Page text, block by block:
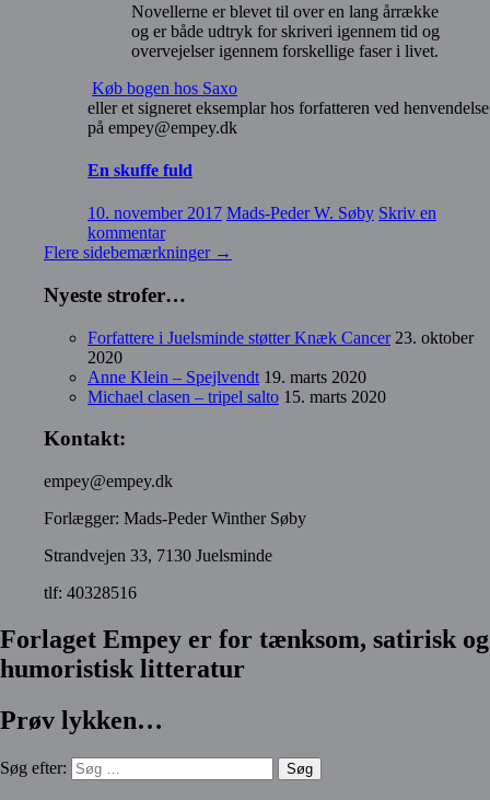
Novellerne er blevet til over en lang årrække
og er både udtryk for skriveri igennem tid og
overvejelser igennem forskellige faser i livet.
Køb bogen hos Saxo
eller et signeret eksemplar hos forfatteren ved henvendelse
på empey@empey.dk
En skuffe fuld
10. november 2017 Mads-Peder W. Søby Skriv en
kommentar
Flere sidebemærkninger →
Nyeste strofer…
Forfattere i Juelsminde støtter Knæk Cancer 23. oktober
2020
Anne Klein – Spejlvendt 19. marts 2020
Michael clasen – tripel salto 15. marts 2020
Kontakt:
empey@empey.dk
Forlægger: Mads-Peder Winther Søby
Strandvejen 33, 7130 Juelsminde
tlf: 40328516
Forlaget Empey er for tænksom, satirisk og
humoristisk litteratur
Prøv lykken…
Søg efter: